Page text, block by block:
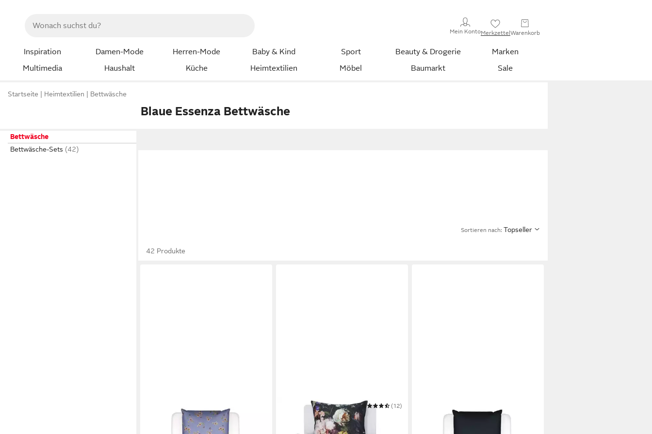
Mein KontoMerkzettelWarenkorb
Inspiration Damen-Mode Herren-Mode Baby & Kind Sport Beauty & Drogerie
Marken
Multimedia
Haushalt Küche Heimtextilien Möbel Baumarkt Sale
Startseite Heimtextilien Bettwäsche
Blaue Essenza Bettwäsche
Bettwäsche
Bettwäsche-Sets
Sortieren nach: Topseller
42 Produkte
Bettwäsche Fiora
B/L
ESSENZA
Bettwäsche Fleur
135 x 200 cm B/L
(12)
Bettwäsche Minte
135 x 200 cm